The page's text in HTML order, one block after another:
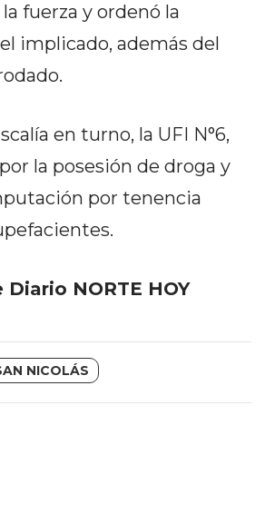
fuerza y ordenó la
implicado, además del
en turno, la UFI N°6,
la posesión de droga y
por tenencia
NORTE HOY
NICOLÁS